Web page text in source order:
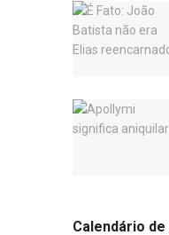
Calendário